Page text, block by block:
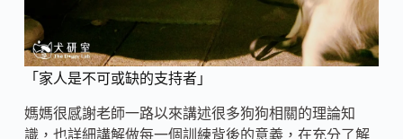
「家人是不可或缺的支持者」
媽媽很感謝老師一路以來講述很多狗狗相關的理論知
識，也詳細講解做每一個訓練背後的意義，在充分了解